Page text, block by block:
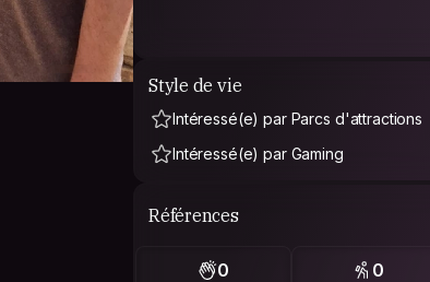
Style de vie
Intéressé(e) par Parcs d'attractions
Intéressé(e) par Gaming
Références
0 0